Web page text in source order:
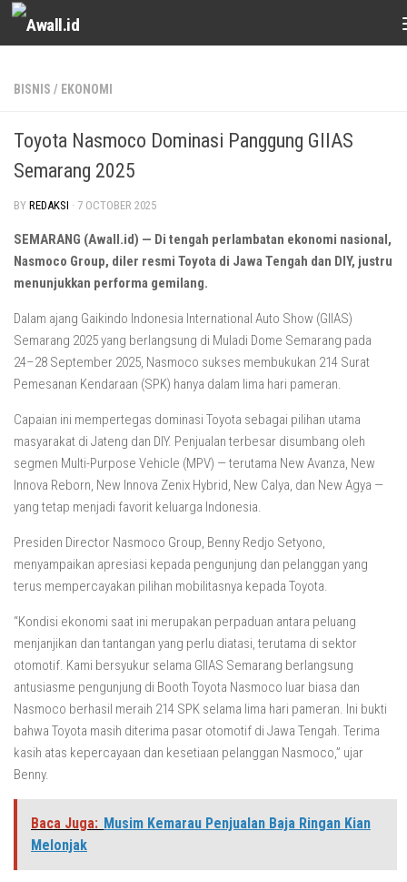
Skip to content
BISNIS / EKONOMI
Toyota Nasmoco Dominasi Panggung GIIAS
Semarang 2025
BY REDAKSI · 7 OCTOBER 2025
SEMARANG (Awall.id) — Di tengah perlambatan ekonomi nasional,
Nasmoco Group, diler resmi Toyota di Jawa Tengah dan DIY, justru
menunjukkan performa gemilang.
Dalam ajang Gaikindo Indonesia International Auto Show (GIIAS)
Semarang 2025 yang berlangsung di Muladi Dome Semarang pada
24–28 September 2025, Nasmoco sukses membukukan 214 Surat
Pemesanan Kendaraan (SPK) hanya dalam lima hari pameran.
Capaian ini mempertegas dominasi Toyota sebagai pilihan utama
masyarakat di Jateng dan DIY. Penjualan terbesar disumbang oleh
segmen Multi-Purpose Vehicle (MPV) — terutama New Avanza, New
Innova Reborn, New Innova Zenix Hybrid, New Calya, dan New Agya —
yang tetap menjadi favorit keluarga Indonesia.
Presiden Director Nasmoco Group, Benny Redjo Setyono,
menyampaikan apresiasi kepada pengunjung dan pelanggan yang
terus mempercayakan pilihan mobilitasnya kepada Toyota.
“Kondisi ekonomi saat ini merupakan perpaduan antara peluang
menjanjikan dan tantangan yang perlu diatasi, terutama di sektor
otomotif. Kami bersyukur selama GIIAS Semarang berlangsung
antusiasme pengunjung di Booth Toyota Nasmoco luar biasa dan
Nasmoco berhasil meraih 214 SPK selama lima hari pameran. Ini bukti
bahwa Toyota masih diterima pasar otomotif di Jawa Tengah. Terima
kasih atas kepercayaan dan kesetiaan pelanggan Nasmoco,” ujar
Benny.
Baca Juga: Musim Kemarau Penjualan Baja Ringan Kian
Melonjak